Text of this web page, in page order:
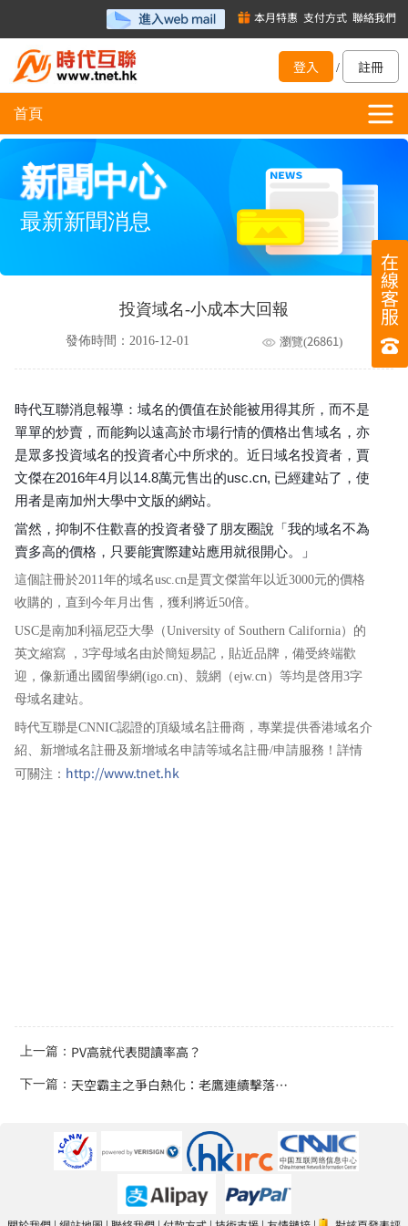
本月特惠 支付方式 聯絡我們
登入 / 註冊
在
線
客
服
首頁
新聞中心
最新新聞消息
投資域名-小成本大回報
發佈時間：2016-12-01 瀏覽(26861)
時代互聯消息報導：域名的價值在於能被用得其所，而不是
單單的炒賣，而能夠以遠高於市場行情的價格出售域名，亦
是眾多投資域名的投資者心中所求的。近日域名投資者，賈
文傑在2016年4月以14.8萬元售出的usc.cn, 已經建站了，使
用者是南加州大學中文版的網站。
當然，抑制不住歡喜的投資者發了朋友圈說「我的域名不為
賣多高的價格，只要能實際建站應用就很開心。」
這個註冊於2011年的域名usc.cn是賈文傑當年以近3000元的價格
收購的，直到今年月出售，獲利將近50倍。
USC是南加利福尼亞大學（University of Southern California）的
英文縮寫 ，3字母域名由於簡短易記，貼近品牌，備受終端歡
迎，像新通出國留學網(igo.cn)、競網（ejw.cn）等均是啓用3字
母域名建站。
時代互聯是CNNIC認證的頂級域名註冊商，專業提供香港域名介
紹、新增域名註冊及新增域名申請等域名註冊/申請服務！詳情
可關注： http://www.tnet.hk
上一篇： PV高就代表閱讀率高？
下一篇： 天空霸主之爭白熱化：老鷹連續擊落無人機 (Domain Hosting 專家 Tnet HK)